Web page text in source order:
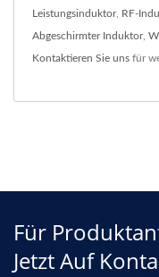
Leistungsinduktor, RF-
Abgeschirmter Induktor,
Kontaktieren Sie uns für
Für
Jetzt Auf